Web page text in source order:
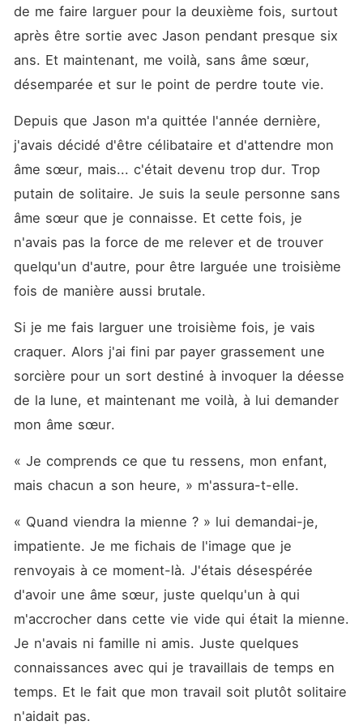
de me faire larguer pour la deuxième fois, surtout
après être sortie avec Jason pendant presque six
ans. Et maintenant, me voilà, sans âme sœur,
désemparée et sur le point de perdre toute vie.
Depuis que Jason m'a quittée l'année dernière,
j'avais décidé d'être célibataire et d'attendre mon
âme sœur, mais... c'était devenu trop dur. Trop
putain de solitaire. Je suis la seule personne sans
âme sœur que je connaisse. Et cette fois, je
n'avais pas la force de me relever et de trouver
quelqu'un d'autre, pour être larguée une troisième
fois de manière aussi brutale.
Si je me fais larguer une troisième fois, je vais
craquer. Alors j'ai fini par payer grassement une
sorcière pour un sort destiné à invoquer la déesse
de la lune, et maintenant me voilà, à lui demander
mon âme sœur.
« Je comprends ce que tu ressens, mon enfant,
mais chacun a son heure, » m'assura-t-elle.
« Quand viendra la mienne ? » lui demandai-je,
impatiente. Je me fichais de l'image que je
renvoyais à ce moment-là. J'étais désespérée
d'avoir une âme sœur, juste quelqu'un à qui
m'accrocher dans cette vie vide qui était la mienne.
Je n'avais ni famille ni amis. Juste quelques
connaissances avec qui je travaillais de temps en
temps. Et le fait que mon travail soit plutôt solitaire
n'aidait pas.